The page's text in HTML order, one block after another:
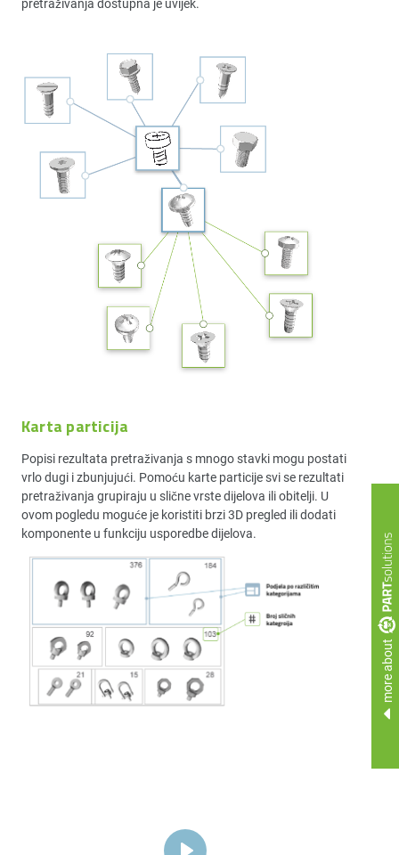
more about
Karta particija
Popisi rezultata pretraživanja s mnogo stavki mogu postati
vrlo dugi i zbunjujući. Pomoću karte particije svi se rezultati
pretraživanja grupiraju u slične vrste dijelova ili obitelji. U
ovom pogledu moguće je koristiti brzi 3D pregled ili dodati
komponente u funkciju usporedbe dijelova.